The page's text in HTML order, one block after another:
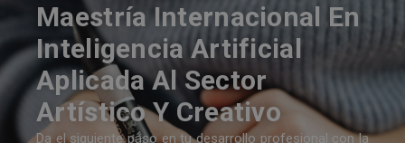
Maestría Internacional En
Inteligencia Artificial
Aplicada Al Sector
Artístico Y Creativo
Da el siguiente paso en tu desarrollo profesional con la